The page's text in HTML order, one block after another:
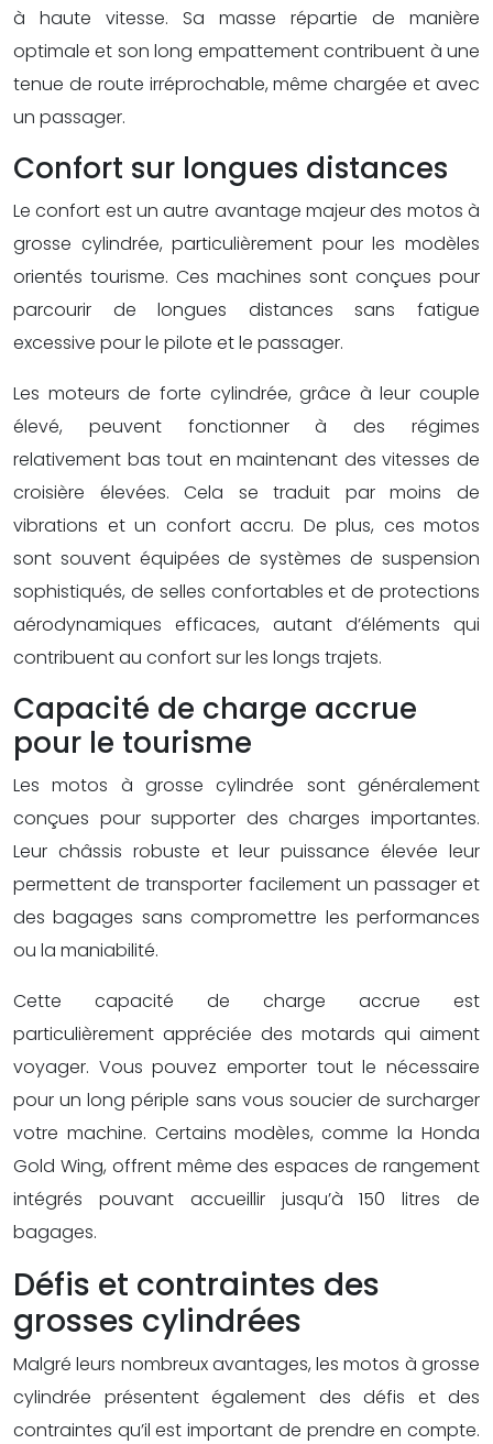
à haute vitesse. Sa masse répartie de manière
optimale et son long empattement contribuent à une
tenue de route irréprochable, même chargée et avec
un passager.
Confort sur longues distances
Le confort est un autre avantage majeur des motos à
grosse cylindrée, particulièrement pour les modèles
orientés tourisme. Ces machines sont conçues pour
parcourir de longues distances sans fatigue
excessive pour le pilote et le passager.
Les moteurs de forte cylindrée, grâce à leur couple
élevé, peuvent fonctionner à des régimes
relativement bas tout en maintenant des vitesses de
croisière élevées. Cela se traduit par moins de
vibrations et un confort accru. De plus, ces motos
sont souvent équipées de systèmes de suspension
sophistiqués, de selles confortables et de protections
aérodynamiques efficaces, autant d’éléments qui
contribuent au confort sur les longs trajets.
Capacité de charge accrue
pour le tourisme
Les motos à grosse cylindrée sont généralement
conçues pour supporter des charges importantes.
Leur châssis robuste et leur puissance élevée leur
permettent de transporter facilement un passager et
des bagages sans compromettre les performances
ou la maniabilité.
Cette capacité de charge accrue est
particulièrement appréciée des motards qui aiment
voyager. Vous pouvez emporter tout le nécessaire
pour un long périple sans vous soucier de surcharger
votre machine. Certains modèles, comme la Honda
Gold Wing, offrent même des espaces de rangement
intégrés pouvant accueillir jusqu’à 150 litres de
bagages.
Défis et contraintes des
grosses cylindrées
Malgré leurs nombreux avantages, les motos à grosse
cylindrée présentent également des défis et des
contraintes qu’il est important de prendre en compte.